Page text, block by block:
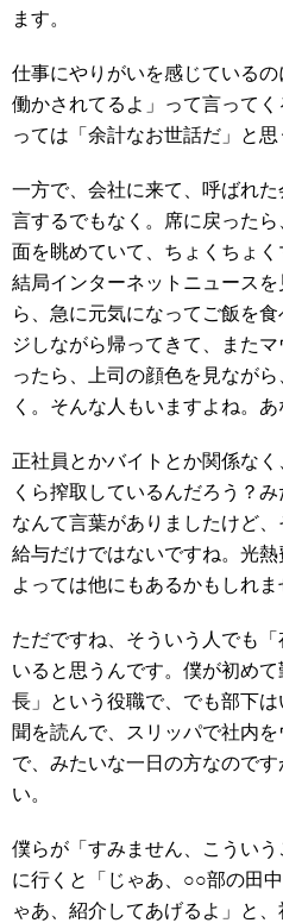
ます。
仕事にやりがいを感じているの
働かされてるよ」って言って
っては「余計なお世話だ」と思
一方で、会社に来て、呼ばれ
言するでもなく。席に戻った
面を眺めていて、ちょくちょく
結局インターネットニュース
ら、急に元気になってご飯を
ジしながら帰ってきて、また
ったら、上司の顔色を見なが
く。そんな人もいますよね。あ
正社員とかバイトとか関係な
くら搾取しているんだろう？
なんて言葉がありましたけど
給与だけではないですね。光
よっては他にもあるかもしれま
ただですね、そういう人でも
いると思うんです。僕が初め
長」という役職で、でも部下
聞を読んで、スリッパで社内
で、みたいな一日の方なので
い。
僕らが「すみません、こうい
に行くと「じゃあ、○○部の田
ゃあ、紹介してあげるよ」と